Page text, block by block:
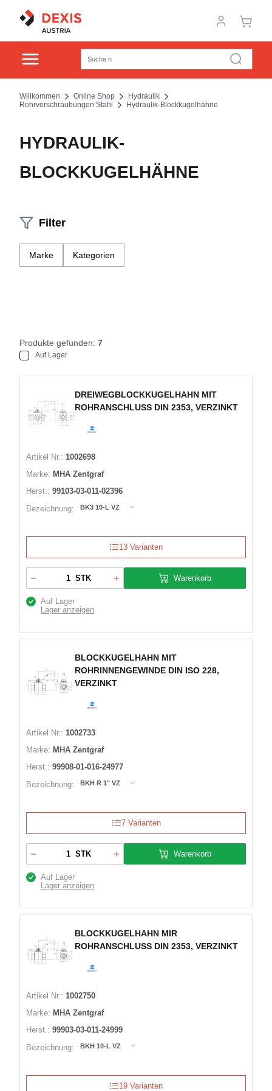
Willkommen Online Shop
Hydraulik
Rohrverschraubungen Stahl
Hydraulik-Blockkugelhähne
HYDRAULIK-
BLOCKKUGELHÄHNE
Filter
Marke Kategorien
Produkte gefunden: 7
Auf Lager
DREIWEGBLOCKKUGELHAHN MIT
ROHRANSCHLUSS DIN 2353, VERZINKT
Artikel Nr.: 1002698
Marke: MHA Zentgraf
Herst.: 99103-03-011-02396
Bezeichnung:
BK3 10-L VZ
13 Varianten
STK Warenkorb
Auf Lager
Lager anzeigen
BLOCKKUGELHAHN MIT
ROHRINNENGEWINDE DIN ISO 228,
VERZINKT
Artikel Nr.: 1002733
Marke: MHA Zentgraf
Herst.: 99908-01-016-24977
Bezeichnung:
BKH R 1" VZ
7 Varianten
STK Warenkorb
Auf Lager
Lager anzeigen
BLOCKKUGELHAHN MIR
ROHRANSCHLUSS DIN 2353, VERZINKT
Artikel Nr.: 1002750
Marke: MHA Zentgraf
Herst.: 99903-03-011-24999
Bezeichnung:
BKH 10-L VZ
19 Varianten